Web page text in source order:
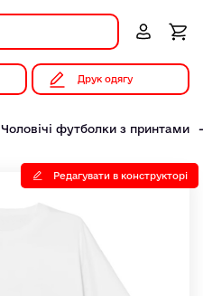
Друк одягу
Чоловічі футболки з принтами
Редагувати в конструкторі